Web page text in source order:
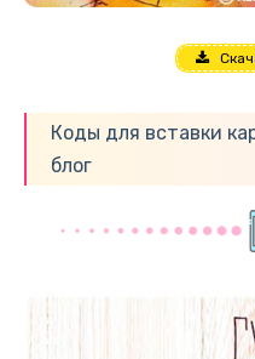
Коды для вставки
блог